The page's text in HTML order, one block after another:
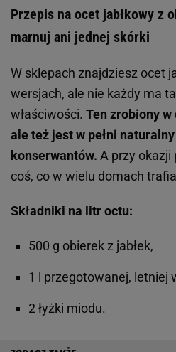
Przepis na ocet jabłkowy z
marnuj ani jednej skórki
W sklepach znajdziesz ocet
wersjach, ale nie każdy ma
właściwości. Ten zrobiony
ale też jest w pełni
konserwantów. A przy
coś, co w wielu domach
Składniki na litr octu:
500 g obierek z jabłek,
1 l przegotowanej, letniej
2 łyżki miodu.